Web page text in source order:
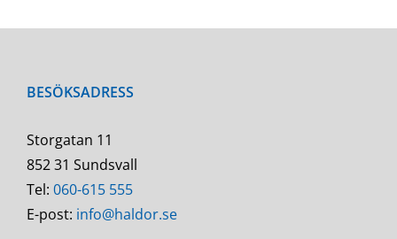
BESÖKSADRESS
Storgatan 11
852 31 Sundsvall
Tel: 060-615 555
E-post: info@haldor.se